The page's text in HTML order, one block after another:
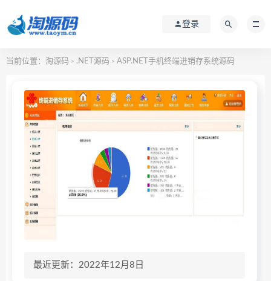
登录
当前位置： 淘源码 > .NET源码 > ASP.NET手机终端进销存系统源码
最近更新：2022年12月8日